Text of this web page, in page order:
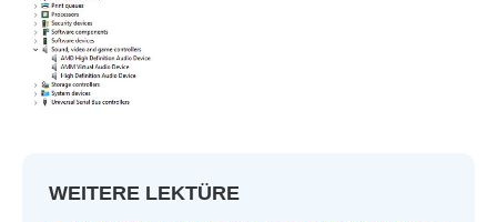
WEITERE LEKTÜRE